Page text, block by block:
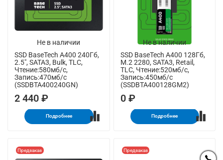
Не в наличии
SSD BaseTech A400 240Гб,
2.5", SATA3, Bulk, TLC,
Чтение:580мб/с,
Запись:470мб/с
(SSDBTA400240GN)
2 440 ₽
Подробнее
Не в наличии
SSD BaseTech A400 128Гб,
M.2 2280, SATA3, Retail,
TLC, Чтение:520мб/с,
Запись:450мб/с
(SSDBTA400128GM2)
0 ₽
Подробнее
Предзаказ Предзаказ